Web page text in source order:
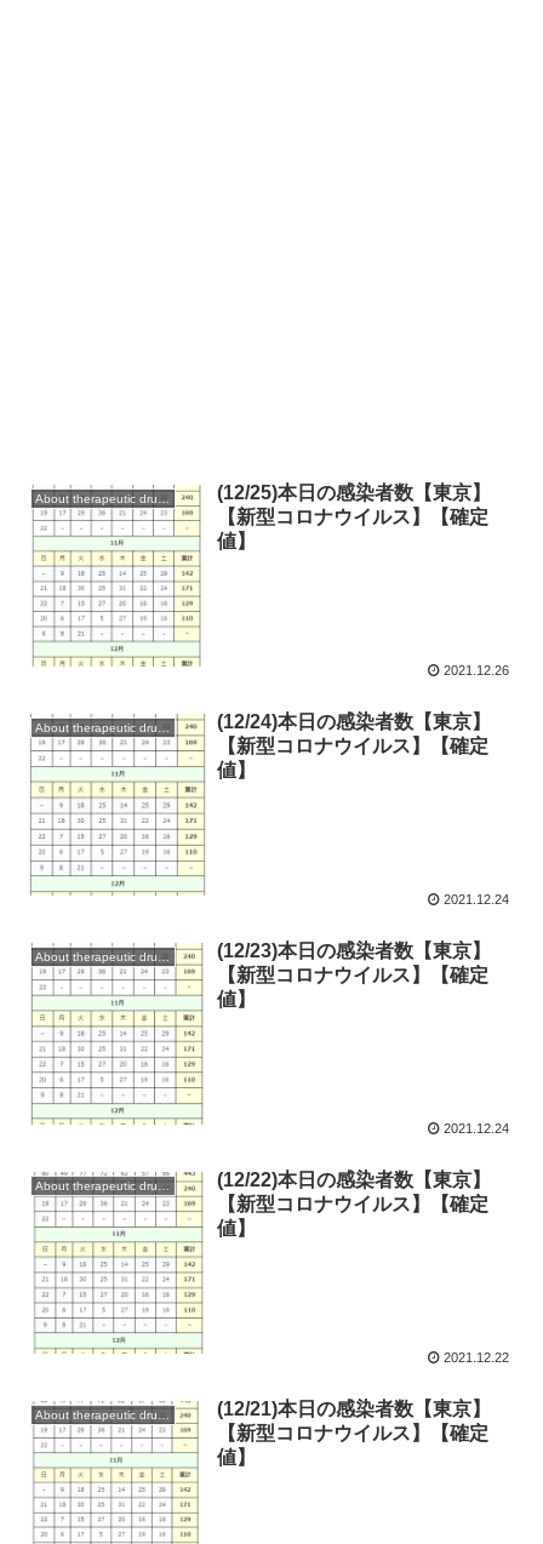
About therapeutic drugs and vaccines
(12/25)本日の感染者数【東京】
【新型コロナウイルス】【確定
値】
2021.12.26
About therapeutic drugs and vaccines
(12/24)本日の感染者数【東京】
【新型コロナウイルス】【確定
値】
2021.12.24
About therapeutic drugs and vaccines
(12/23)本日の感染者数【東京】
【新型コロナウイルス】【確定
値】
2021.12.24
(12/22)本日の感染者数【東京】
【新型コロナウイルス】【確定
値】
2021.12.22
(12/21)本日の感染者数【東京】
【新型コロナウイルス】【確定
値】